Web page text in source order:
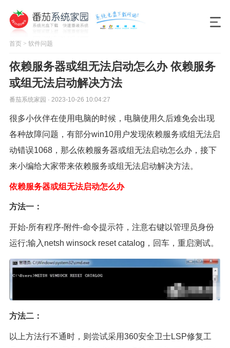
首页> 软件问题
依赖服务器或组无法启动怎么办 依赖服务
或组无法启动解决方法
番茄系统家园 · 2023-10-26 10:04:27
很多小伙伴在使用电脑的时候，电脑使用久后难免会出现
各种故障问题，有部分win10用户发现依赖服务或组无法启
动错误1068，那么依赖服务器或组无法启动怎么办，接下
来小编给大家带来依赖服务或组无法启动解决方法。
依赖服务器或组无法启动怎么办
方法一：
开始-所有程序-附件-命令提示符，注意右键以管理员身份
运行;输入netsh winsock reset catalog，回车，重启测试。
方法二：
以上方法行不通时，则尝试采用360安全卫士LSP修复工